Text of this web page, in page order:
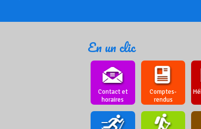
En un clic
Contact et
horaires
Comptes-
rendus